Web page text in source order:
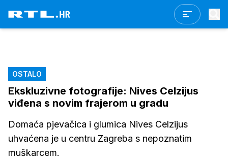
OSTALO
Ekskluzivne fotografije: Nives Celzijus
viđena s novim frajerom u gradu
Domaća pjevačica i glumica Nives Celzijus
uhvaćena je u centru Zagreba s nepoznatim
muškarcem.